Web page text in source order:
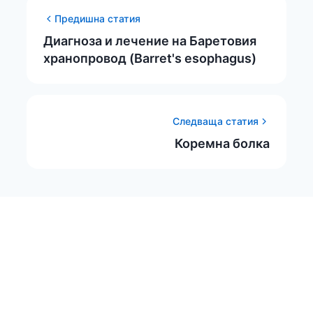
Предишна статия
Диагноза и лечение на Баретовия
хранопровод (Barret's esophagus)
Следваща статия
Коремна болка